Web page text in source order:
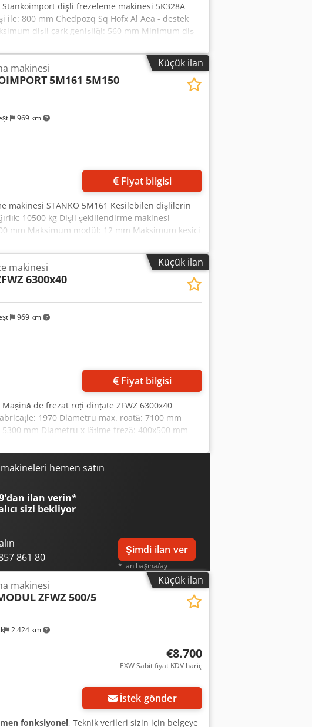
Stankoimport dişli frezeleme makinesi 5K328A
ile: 800 mm Chedpozq Sq Hofx Al Aea - destek
dişli çark genişliği: 560 mm Minimum diş
maksimum ağırlık: 2000 kg Frezeleme mili
Çalışma ilerlemeleri: - dikey: 0,5 - 5,6 mm/devir -
Ana elektrik motoru gücü: 10 kW Makinenin net
çalıştığı sırada çekilmiş video mevcuttur!
Küçük ilan
969 km
makinesi
5M161 5M150
Fiyat bilgisi
makinesi STANKO 5M161 Kesilebilen dişlilerin
10500 kg Dişli şekillendirme makinesi
mm Maksimum modül: 12 mm Maksimum kesici
mesafe (aparat ve tabla): 0-700 mm En büyük
M5 Tabla çapı: 800 mm Tabladan yere olan
çapı: 120A mm Çift vuruşlu devir/dakika: 33-
-Dairesel: 0,2-1,5 mm -Radyal: 1-5,4 mm
hareket hızı: 137 mm/dakika Kesicinin hızlı dönüş
gücü: 4,8; 5,7; 7,5 kW Boyutlar:
Küçük ilan
969 km
makinesi
6300x40
Fiyat bilgisi
Mașină de frezat roți dințate ZFWZ 6300x40
1970 Diametru max. roată: 7100 mm
mm Diametru x lățime freză: 400x500 mm
mm Viteză de rotație freză: 9-63 rot/min Putere
cap frezare normal, cap frezare tangențial,
Cedpfx Aljxln Iws Aoha
makineleri hemen satın
ilan verin*
sizi bekliyor
861 80
Şimdi ilan ver
*ilan başına/ay
Küçük ilan
2.424 km
makinesi
ZFWZ 500/5
€8.700
EXW Sabit fiyat KDV hariç
İstek gönder
fonksiyonel, Teknik verileri sizin için belgeye